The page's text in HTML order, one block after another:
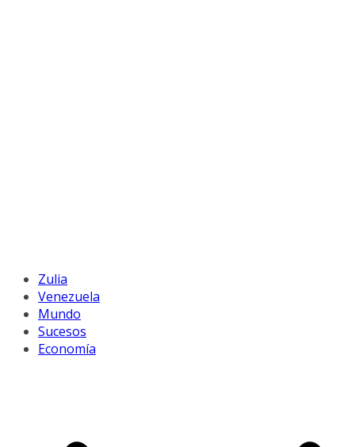
Zulia
Venezuela
Mundo
Sucesos
Economía